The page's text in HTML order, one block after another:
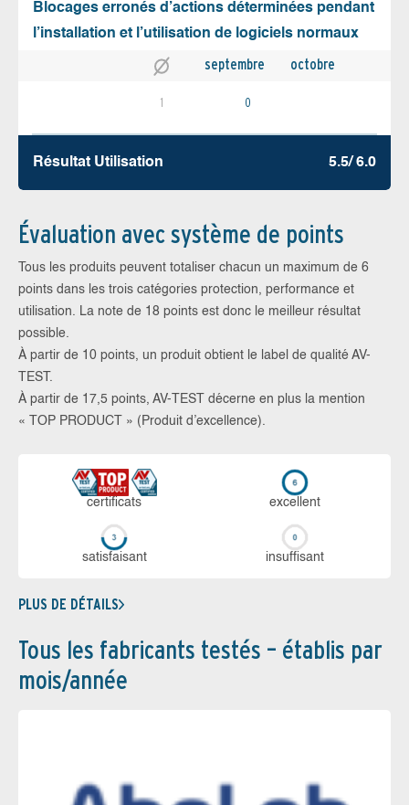
Blocages erronés d’actions déterminées pendant
l’installation et l’utilisation de logiciels normaux
septembre octobre
1 0
Résultat Utilisation 5.5/ 6.0
Évaluation avec système de points
Tous les produits peuvent totaliser chacun un maximum de 6
points dans les trois catégories protection, performance et
utilisation. La note de 18 points est donc le meilleur résultat
possible.
À partir de 10 points, un produit obtient le label de qualité AV-
TEST.
À partir de 17,5 points, AV-TEST décerne en plus la mention
« TOP PRODUCT » (Produit d’excellence).
certi­ficats ex­cellent
sa­tis­fai­sant in­suf­fi­sant
PLUS DE DÉTAILS
Tous les fabricants testés – établis par
mois/année